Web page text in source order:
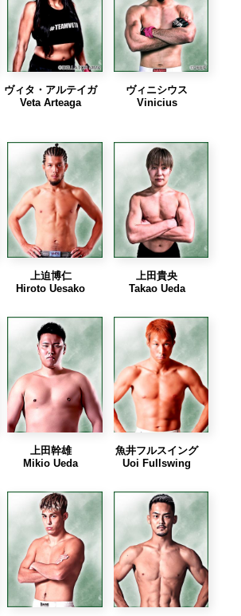
ヴィタ・アルテイガ
Veta Arteaga
ヴィニシウス
Vinicius
上迫博仁
Hiroto Uesako
上田貴央
Takao Ueda
上田幹雄
Mikio Ueda
魚井フルスイング
Uoi Fullswing